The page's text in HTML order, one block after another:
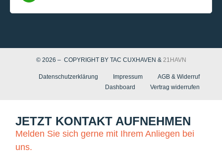
© 2026 – COPYRIGHT BY TAC CUXHAVEN & 21HAVN
Datenschutzerklärung Impressum
AGB & Widerruf
Dashboard
Vertrag widerrufen
JETZT KONTAKT AUFNEHMEN
Melden Sie sich gerne mit Ihrem Anliegen bei
uns.